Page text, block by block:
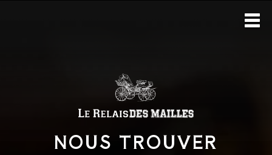
NOUS TROUVER